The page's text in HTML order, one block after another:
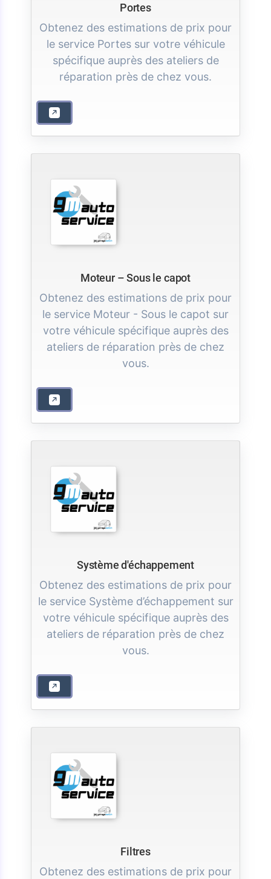
Portes
Obtenez des estimations de prix pour
le service Portes sur votre véhicule
spécifique auprès des ateliers de
réparation près de chez vous.
Moteur – Sous le capot
Obtenez des estimations de prix pour
le service Moteur - Sous le capot sur
votre véhicule spécifique auprès des
ateliers de réparation près de chez
vous.
Système d'échappement
Obtenez des estimations de prix pour
le service Système d’échappement sur
votre véhicule spécifique auprès des
ateliers de réparation près de chez
vous.
Filtres
Obtenez des estimations de prix pour